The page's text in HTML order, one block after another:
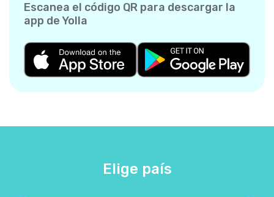
Escanea el código QR para descargar la
app de Yolla
Elige país